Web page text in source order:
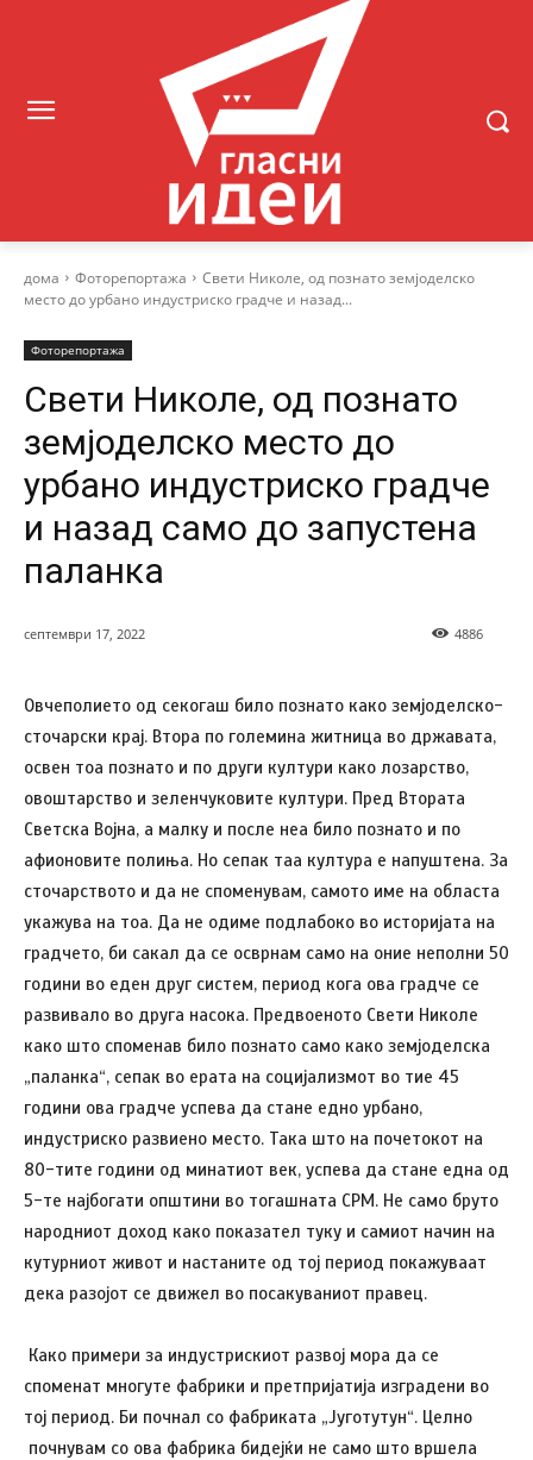
дома Фоторепортажа
Свети Николе, од познато земјоделско
место до урбано индустриско градче и назад...
Фоторепортажа
Свети Николе, од познато
земјоделско место до
урбано индустриско градче
и назад само до запустена
паланка
септември 17, 2022 4886
Овчеполието од секогаш било познато како земјоделско-
сточарски крај. Втора по големина житница во државата,
освен тоа познато и по други култури како лозарство,
овоштарство и зеленчуковите култури. Пред Втората
Светска Војна, а малку и после неа било познато и по
афионовите полиња. Но сепак таа култура е напуштена. За
сточарството и да не споменувам, самото име на областа
укажува на тоа. Да не одиме подлабоко во историјата на
градчето, би сакал да се осврнам само на оние неполни 50
години во еден друг систем, период кога ова градче се
развивало во друга насока. Предвоеното Свети Николе
како што споменав било познато само како земјоделска
„паланка“, сепак во ерата на социјализмот во тие 45
години ова градче успева да стане едно урбано,
индустриско развиено место. Така што на почетокот на
80-тите години од минатиот век, успева да стане една од
5-те најбогати општини во тогашната СРМ. Не само бруто
народниот доход како показател туку и самиот начин на
кутурниот живот и настаните од тој период покажуваат
дека разојот се движел во посакуваниот правец.
Како примери за индустрискиот развој мора да се
споменат многуте фабрики и претпријатија изградени во
тој период. Би почнал со фабриката „Југотутун“. Целно
почнувам со ова фабрика бидејќи не само што вршела